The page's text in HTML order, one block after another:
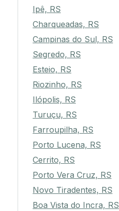
Ipê, RS
Charqueadas, RS
Campinas do Sul, RS
Segredo, RS
Esteio, RS
Riozinho, RS
Ilópolis, RS
Turuçu, RS
Farroupilha, RS
Porto Lucena, RS
Cerrito, RS
Porto Vera Cruz, RS
Novo Tiradentes, RS
Boa Vista do Incra, RS